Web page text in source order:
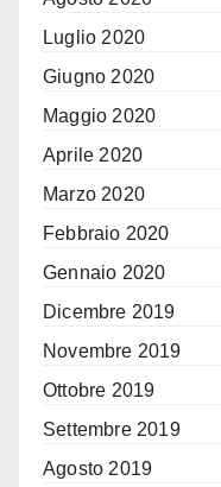
Luglio 2020
Giugno 2020
Maggio 2020
Aprile 2020
Marzo 2020
Febbraio 2020
Gennaio 2020
Dicembre 2019
Novembre 2019
Ottobre 2019
Settembre 2019
Agosto 2019